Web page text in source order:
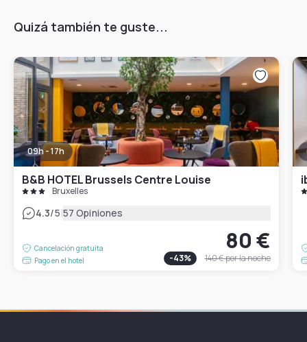
Quizá también te guste...
09h - 17h
B&B HOTEL Brussels Centre Louise
Bruxelles
4.3/5|57 Opiniones
Cancelación gratuita
Pago en el hotel
80 €
-43% 140 €por la noche